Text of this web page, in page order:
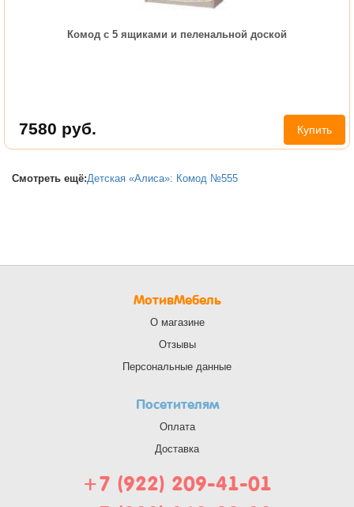
Комод с 5 ящиками и пеленальной доской
7580 руб. Купить
Смотреть ещё:Детская «Алиса»: Комод №555
МотивМебель
О магазине
Отзывы
Персональные данные
Посетителям
Оплата
Доставка
+7 (922) 209-41-01